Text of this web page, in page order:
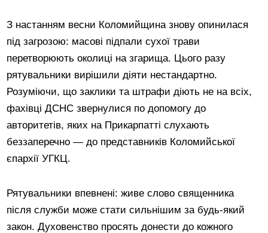
З настанням весни Коломийщина знову опинилася
під загрозою: масові підпали сухої трави
перетворюють околиці на згарища. Цього разу
рятувальники вирішили діяти нестандартно.
Розуміючи, що заклики та штрафи діють не на всіх,
фахівці ДСНС звернулися по допомогу до
авторитетів, яких на Прикарпатті слухають
беззаперечно — до представників Коломийської
єпархії УГКЦ.
Рятувальники впевнені: живе слово священника
після служби може стати сильнішим за будь-який
закон. Духовенство просять донести до кожного